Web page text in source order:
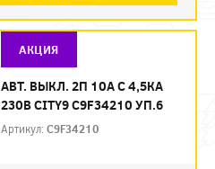
АКЦИЯ
АВТ. ВЫКЛ. 2П 10А С 4,5КА
230В CITY9 C9F34210 УП.6
Артикул:C9F34210